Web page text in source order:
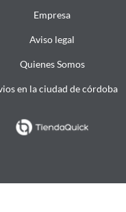
Empresa
Aviso legal
Quienes Somos
en la ciudad de córdoba